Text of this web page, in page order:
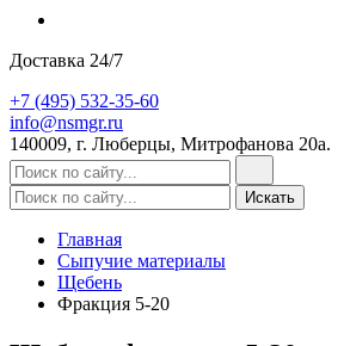
Доставка 24/7
+7 (495) 532-35-60
info@nsmgr.ru
140009, г. Люберцы, Митрофанова 20а.
Главная
Сыпучие материалы
Щебень
Фракция 5-20